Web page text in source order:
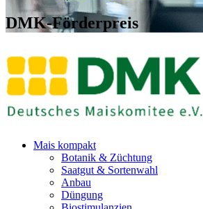
DMK-Förderpreis
Mais kompakt
Botanik & Züchtung
Saatgut & Sortenwahl
Anbau
Düngung